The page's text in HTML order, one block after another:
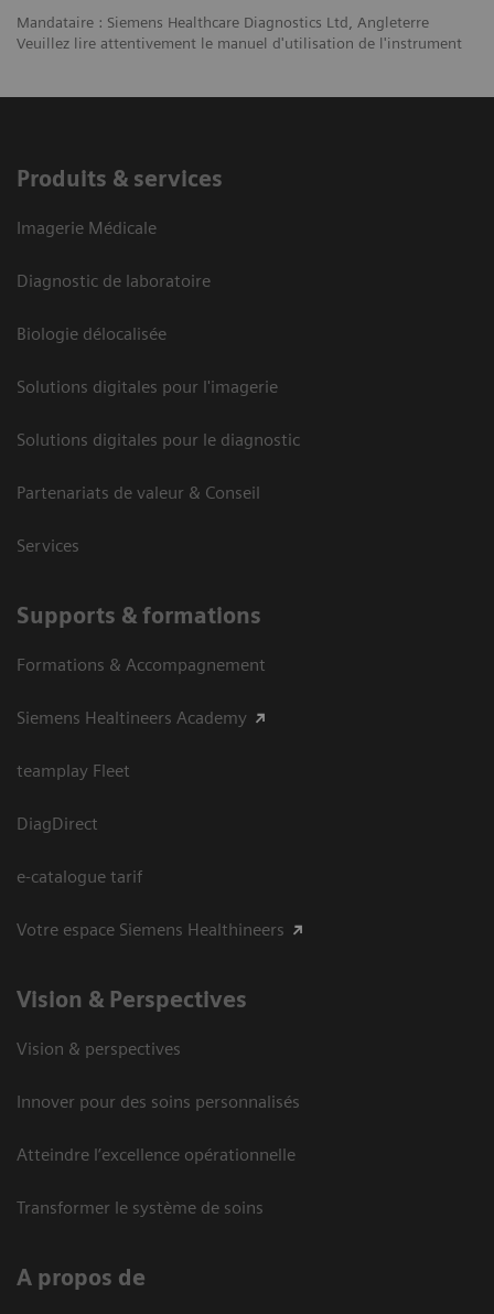
Mandataire : Siemens Healthcare Diagnostics Ltd, Angleterre
Veuillez lire attentivement le manuel d'utilisation de l'instrument
Produits & services
Imagerie Médicale
Diagnostic de laboratoire
Biologie délocalisée
Solutions digitales pour l'imagerie
Solutions digitales pour le diagnostic
Partenariats de valeur & Conseil
Services
Supports & formations
Formations & Accompagnement
Siemens Healtineers Academy
teamplay Fleet
DiagDirect
e-catalogue tarif
Votre espace Siemens Healthineers
Vision ​& Perspectives
Vision & perspectives
Innover pour des soins personnalisés
Atteindre l’excellence opérationnelle
Transformer le système de soins
A propos de